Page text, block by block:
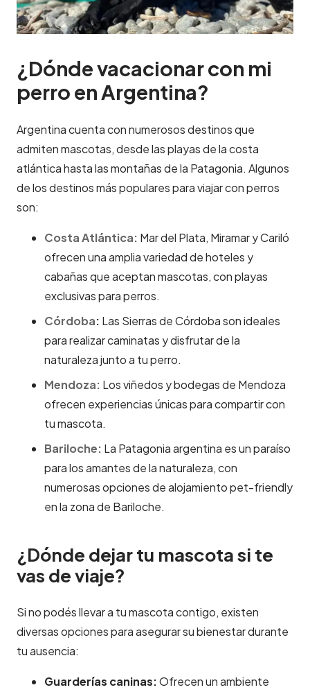
¿Dónde vacacionar con mi
perro en Argentina?
Argentina cuenta con numerosos destinos que
admiten mascotas, desde las playas de la costa
atlántica hasta las montañas de la Patagonia. Algunos
de los destinos más populares para viajar con perros
son:
Costa Atlántica: Mar del Plata, Miramar y Cariló
ofrecen una amplia variedad de hoteles y
cabañas que aceptan mascotas, con playas
exclusivas para perros.
Córdoba: Las Sierras de Córdoba son ideales
para realizar caminatas y disfrutar de la
naturaleza junto a tu perro.
Mendoza: Los viñedos y bodegas de Mendoza
ofrecen experiencias únicas para compartir con
tu mascota.
Bariloche: La Patagonia argentina es un paraíso
para los amantes de la naturaleza, con
numerosas opciones de alojamiento pet-friendly
en la zona de Bariloche.
¿Dónde dejar tu mascota si te
vas de viaje?
Si no podés llevar a tu mascota contigo, existen
diversas opciones para asegurar su bienestar durante
tu ausencia:
Guarderías caninas:Ofrecen un ambiente